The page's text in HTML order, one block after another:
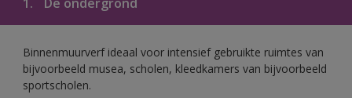
Binnenmuurverf ideaal voor intensief gebruikte ruimtes van
bijvoorbeeld musea, scholen, kleedkamers van bijvoorbeeld
sportscholen.